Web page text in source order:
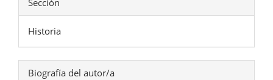
Sección
Historia
Biografía del autor/a